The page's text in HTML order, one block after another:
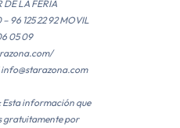
DE LA FERIA
– 96 125 22 92 MOVIL
05 09
información que
gratuitamente por